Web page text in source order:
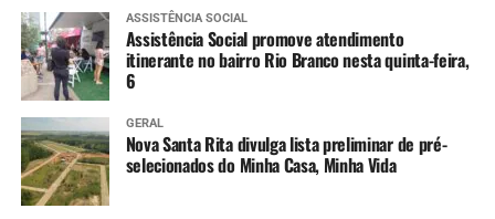
Uruguai (São Borja a Uruguaiana) – Tendência de
estabilidade entre São Borja e Itaqui e lenta
elevação em Uruguaiana.
níveis ainda em inundação ao longo do dia.
Ibicuí (Manoel Viana) – Tendência de lento
declínio, com níveis ainda em inundação ao longo
ASSISTÊNCIA SOCIAL
Assistência Social promove atendimento
itinerante no bairro Rio Branco nesta quinta-feira,
6
GERAL
Nova Santa Rita divulga lista preliminar de pré-
selecionados do Minha Casa, Minha Vida